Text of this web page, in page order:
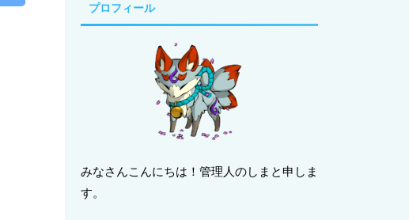
プロフィール
みなさんこんにちは！管理人のしまと申しま
す。